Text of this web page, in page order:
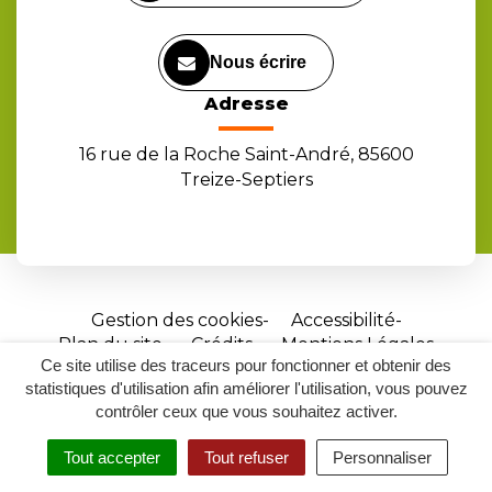
Ce site utilise des traceurs pour fonctionner et obtenir des
statistiques d'utilisation afin améliorer l'utilisation, vous pouvez
contrôler ceux que vous souhaitez activer.
Tout accepter Tout refuser Personnaliser
RECHERCHER
ACCESSIBILITÉ
Nous écrire
Adresse
16 rue de la Roche Saint-André, 85600
Treize-Septiers
Gestion des cookies
Accessibilité
Plan du site
Crédits
Mentions Légales
Site
réalisé
par
Inovagora